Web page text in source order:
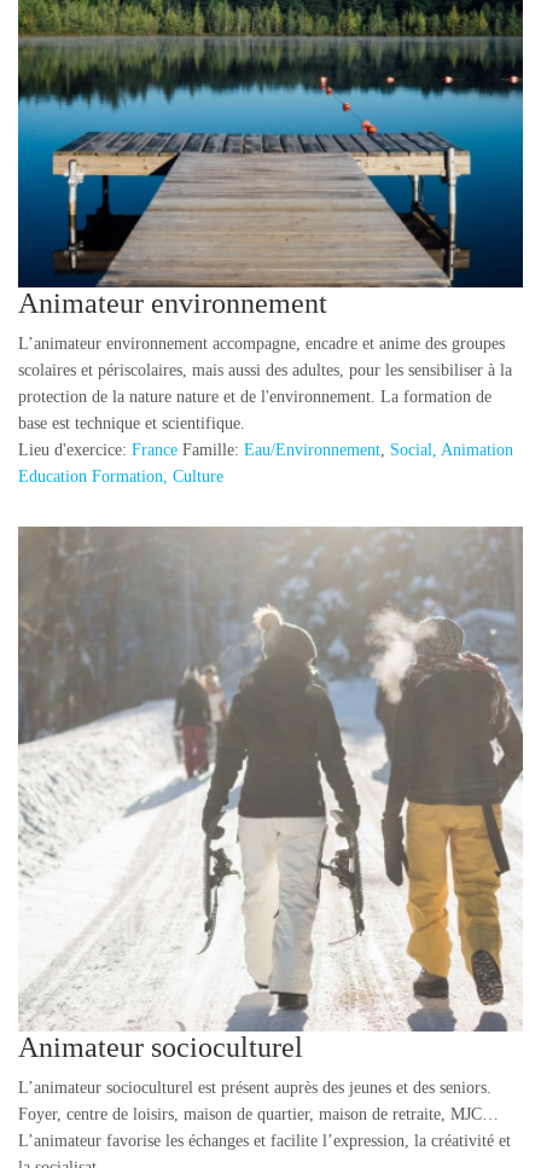
Animateur environnement
L’animateur environnement accompagne, encadre et anime des groupes
scolaires et périscolaires, mais aussi des adultes, pour les sensibiliser à la
protection de la nature nature et de l'environnement. La formation de
base est technique et scientifique.
Lieu d'exercice: France Famille: Eau/Environnement, Social, Animation
Education Formation, Culture
Animateur socioculturel
L’animateur socioculturel est présent auprès des jeunes et des seniors.
Foyer, centre de loisirs, maison de quartier, maison de retraite, MJC…
L’animateur favorise les échanges et facilite l’expression, la créativité et